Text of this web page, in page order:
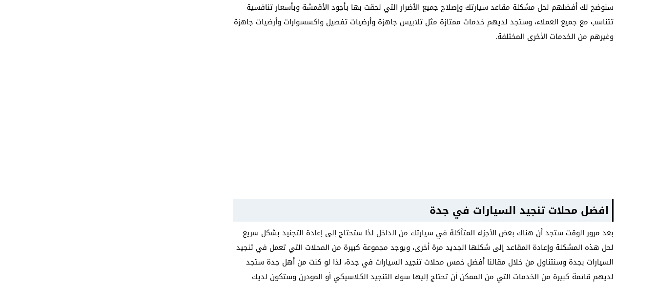
سنوضح لك أفضلهم لحل مشكلة مقاعد سيارتك وإصلاح جميع الأضرار التي لحقت بها بأجود الأقمشة وبأسعار تنافسية
تتناسب مع جميع العملاء، وستجد لديهم خدمات ممتازة مثل تلابيس جاهزة وأرضيات تفصيل واكسسوارات وأرضيات جاهزة
وغيرهم من الخدمات الأخرى المختلفة.
افضل محلات تنجيد السيارات في جدة
بعد مرور الوقت ستجد أن هناك بعض الأجزاء المتآكلة في سيارتك من الداخل لذا ستحتاج إلى إعادة التجنيد بشكل سريع
لحل هذه المشكلة وإعادة المقاعد إلى شكلها الجديد مرة أخرى، ويوجد مجموعة كبيرة من المحلات التي تعمل في تنجيد
السيارات بجدة وسنتناول من خلال مقالنا أفضل خمس محلات تنجيد السيارات في جدة، لذا لو كنت من أهل جدة ستجد
لديهم قائمة كبيرة من الخدمات التي من الممكن أن تحتاج إليها سواء التنجيد الكلاسيكي أو المودرن وستكون لديك